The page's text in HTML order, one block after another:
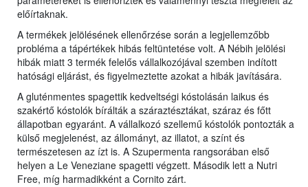
előírtaknak.
A termékek jelölésének ellenőrzése során a legjellemzőbb
probléma a tápértékek hibás feltüntetése volt. A Nébih jelölési
hibák miatt 3 termék felelős vállalkozójával szemben indított
hatósági eljárást, és figyelmeztette azokat a hibák javítására.
A gluténmentes spagettik kedveltségi kóstolásán laikus és
szakértő kóstolók bírálták a száraztésztákat, száraz és főtt
állapotban egyaránt. A vállalkozó szellemű kóstolók pontozták a
külső megjelenést, az állományt, az illatot, a színt és
természetesen az ízt is. A Szupermenta rangsorában első
helyen a Le Veneziane spagetti végzett. Második lett a Nutri
Free, míg harmadikként a Cornito zárt.